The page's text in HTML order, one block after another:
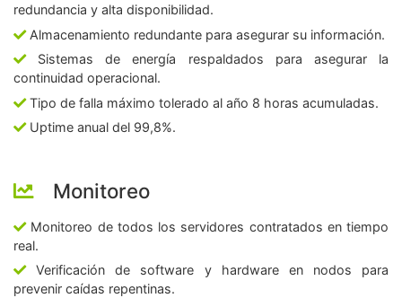
redundancia y alta disponibilidad.
Almacenamiento redundante para asegurar su información.
Sistemas de energía respaldados para asegurar la
continuidad operacional.
Tipo de falla máximo tolerado al año 8 horas acumuladas.
Uptime anual del 99,8%.
Monitoreo
Monitoreo de todos los servidores contratados en tiempo
real.
Verificación de software y hardware en nodos para
prevenir caídas repentinas.